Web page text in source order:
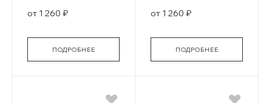
от 1 260 ₽
ПОДРОБНЕЕ
от 1 260 ₽
ПОДРОБНЕЕ